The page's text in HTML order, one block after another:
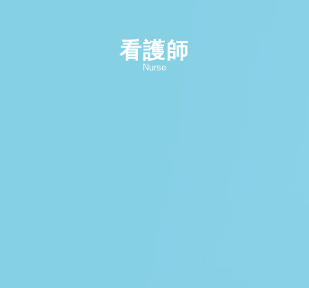
看護師
Nurse